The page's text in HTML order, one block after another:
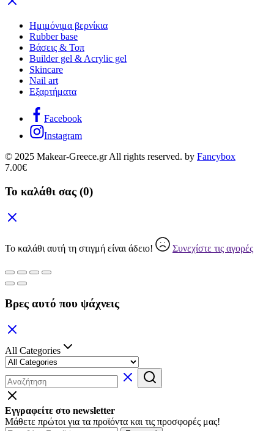
Ημιμόνιμα βερνίκια
Rubber base
Βάσεις & Τοπ
Builder gel & Acrylic gel
Skincare
Nail art
Εξαρτήματα
Facebook
Instagram
© 2025 Makear-Greece.gr All rights reserved. by Fancybox
7.00€
Το καλάθι σας (0)
Το καλάθι αυτή τη στιγμή είναι άδειο! Συνεχίστε τις αγορές
Βρες αυτό που ψάχνεις
All Categories
Εγγραφείτε στο newsletter
Μάθετε πρώτοι για τα προϊόντα και τις προσφορές μας!